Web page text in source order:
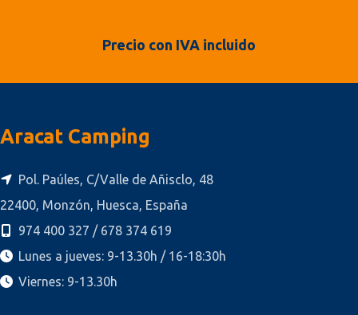
Precio con IVA incluido
Aracat Camping
Pol. Paúles, C/Valle de Añisclo, 48
22400, Monzón, Huesca, España
974 400 327 / 678 374 619
Lunes a jueves: 9-13.30h / 16-18:30h
Viernes: 9-13.30h